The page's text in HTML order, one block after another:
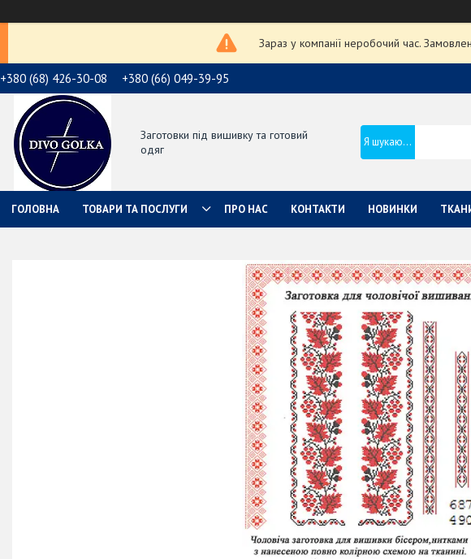
Зараз у компанії неробочий час.
+380 (68) 426-30-08 +380 (66) 049-39-95
Заготовки під вишивку та готовий
одяг
ГОЛОВНА ТОВАРИ ТА ПОСЛУГИ ПРО НАС КОНТАКТИ НОВИНКИ